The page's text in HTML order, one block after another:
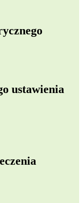
ustawienia